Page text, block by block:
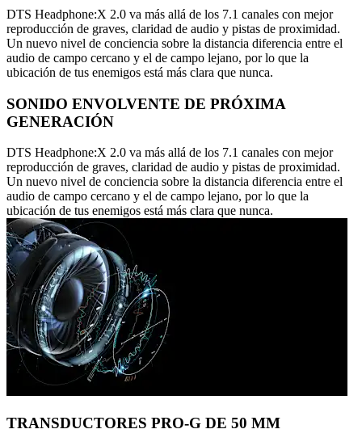
DTS Headphone:X 2.0 va más allá de los 7.1 canales con mejor
reproducción de graves, claridad de audio y pistas de proximidad.
Un nuevo nivel de conciencia sobre la distancia diferencia entre el
audio de campo cercano y el de campo lejano, por lo que la
ubicación de tus enemigos está más clara que nunca.
SONIDO ENVOLVENTE DE PRÓXIMA
GENERACIÓN
DTS Headphone:X 2.0 va más allá de los 7.1 canales con mejor
reproducción de graves, claridad de audio y pistas de proximidad.
Un nuevo nivel de conciencia sobre la distancia diferencia entre el
audio de campo cercano y el de campo lejano, por lo que la
ubicación de tus enemigos está más clara que nunca.
TRANSDUCTORES PRO-G DE 50 MM